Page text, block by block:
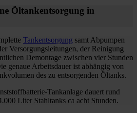
Öltankentsorgung in
Tankentsorgung samt Abpumpen
Versorgungsleitungen, der Reinigung
Demontage zwischen vier Stunden
genaue Arbeitsdauer ist abhängig von
des zu entsorgenden Öltanks.
Tankanlage dauert rund
Liter Stahltanks ca acht Stunden.